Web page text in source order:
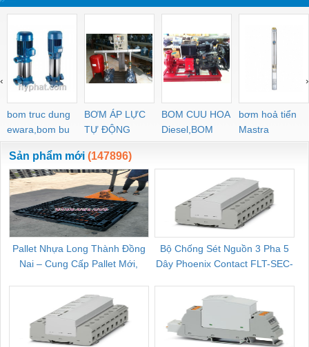
bom truc dung
ewara,bom bu
ewara
BƠM ÁP LỰC
TỰ ĐỘNG
BOM CUU HOA
Diesel,BOM
CHUA CHAY
bơm hoả tiển
Mastra
‹ ›
Sản phẩm mới (147896)
Pallet Nhựa Long Thành Đồng
Nai – Cung Cấp Pallet Mới,
Bộ Chống Sét Nguồn 3 Pha 5
Dây Phoenix Contact FLT-SEC-